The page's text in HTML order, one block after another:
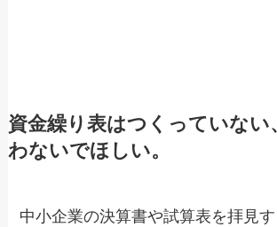
資金繰り表はつくっていない
わないでほしい。
中小企業の決算書や試算表を拝見